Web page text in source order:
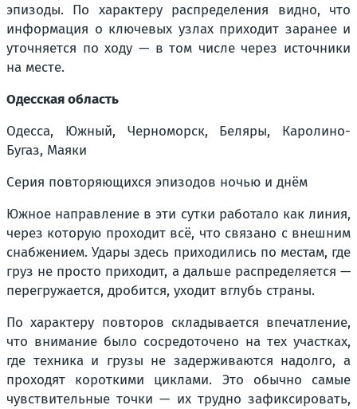
эпизоды. По характеру распределения видно, что
информация о ключевых узлах приходит заранее и
уточняется по ходу — в том числе через источники
на месте.
Одесская область
Одесса, Южный, Черноморск, Беляры, Каролино-
Бугаз, Маяки
Серия повторяющихся эпизодов ночью и днём
Южное направление в эти сутки работало как линия,
через которую проходит всё, что связано с внешним
снабжением. Удары здесь приходились по местам, где
груз не просто приходит, а дальше распределяется —
перегружается, дробится, уходит вглубь страны.
По характеру повторов складывается впечатление,
что внимание было сосредоточено на тех участках,
где техника и грузы не задерживаются надолго, а
проходят короткими циклами. Это обычно самые
чувствительные точки — их трудно зафиксировать,